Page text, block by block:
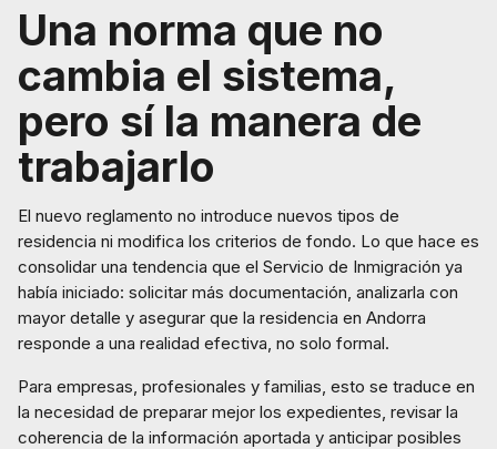
Una norma que no
cambia el sistema,
pero sí la manera de
trabajarlo
El nuevo reglamento no introduce nuevos tipos de
residencia ni modifica los criterios de fondo. Lo que hace es
consolidar una tendencia que el Servicio de Inmigración ya
había iniciado: solicitar más documentación, analizarla con
mayor detalle y asegurar que la residencia en Andorra
responde a una realidad efectiva, no solo formal.
Para empresas, profesionales y familias, esto se traduce en
la necesidad de preparar mejor los expedientes, revisar la
coherencia de la información aportada y anticipar posibles